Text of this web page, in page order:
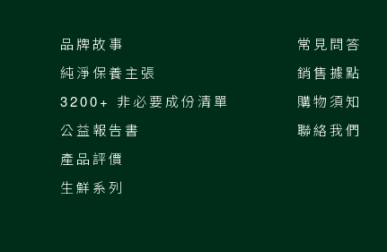
品牌故事
純淨保養主張
3200+ 非必要成份清單
公益報告書
產品評價
生鮮系列
常見問答
銷售據點
購物須知
聯絡我們